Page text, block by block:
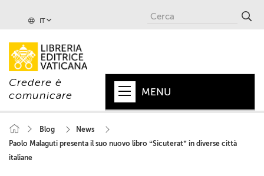
IT
Credere è
comunicare
MENU
PAPA
Blog
News
Paolo Malaguti presenta il suo nuovo libro “Sicuterat” in diverse città
italiane